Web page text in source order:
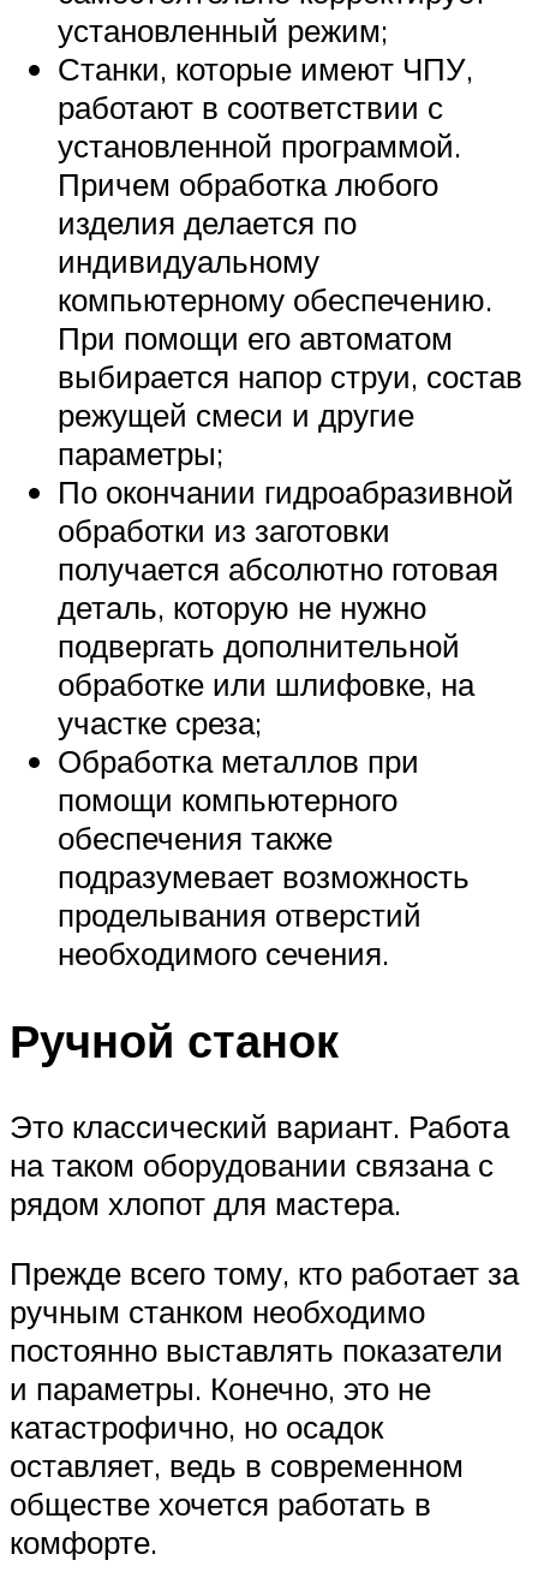
установленный режим;
Станки, которые имеют ЧПУ,
работают в соответствии с
установленной программой.
Причем обработка любого
изделия делается по
индивидуальному
компьютерному обеспечению.
При помощи его автоматом
выбирается напор струи, состав
режущей смеси и другие
параметры;
По окончании гидроабразивной
обработки из заготовки
получается абсолютно готовая
деталь, которую не нужно
подвергать дополнительной
обработке или шлифовке, на
участке среза;
Обработка металлов при
помощи компьютерного
обеспечения также
подразумевает возможность
проделывания отверстий
необходимого сечения.
Ручной станок
Это классический вариант. Работа
на таком оборудовании связана с
рядом хлопот для мастера.
Прежде всего тому, кто работает за
ручным станком необходимо
постоянно выставлять показатели
и параметры. Конечно, это не
катастрофично, но осадок
оставляет, ведь в современном
обществе хочется работать в
комфорте.